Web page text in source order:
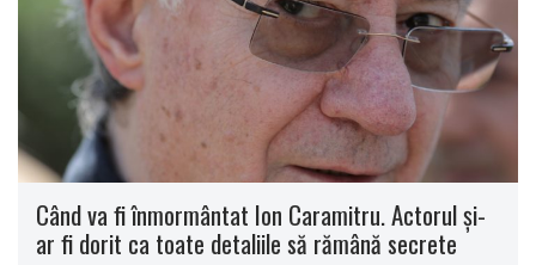
Când va fi înmormântat Ion Caramitru. Actorul și-
ar fi dorit ca toate detaliile să rămână secrete